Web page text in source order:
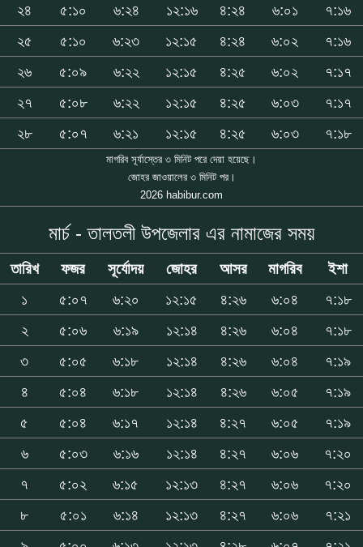
২৪
৫:১০ ৬:২৪ ১২:১৬ ৪:২৪ ৬:০১
৭:১৬
২৫
৫:১০ ৬:২৩ ১২:১৫ ৪:২৪ ৬:০২
৭:১৬
২৬
৫:০৯ ৬:২২ ১২:১৫ ৪:২৫ ৬:০২
৭:১৭
২৭
৫:০৮ ৬:২২ ১২:১৫ ৪:২৫ ৬:০৩
৭:১৭
২৮
৫:০৭ ৬:২১ ১২:১৫ ৪:২৫ ৬:০৩ ৭:১৮
মাগরিব সূর্যাস্তের ৩ মিনিট পরে দেয়া হয়েছে।
জোহর জাওয়ালের ৩ মিনিট পর।
2026 habibur.com
মার্চ - তালতলী উপজেলার এর নামাজের সময়
তারিখ ফজর সূর্যোদয় জোহর আসর মাগরিব
ইশা
১
৫:০৭ ৬:২০ ১২:১৫ ৪:২৬ ৬:০৪
৭:১৮
২
৫:০৬ ৬:১৯ ১২:১৪ ৪:২৬ ৬:০৪
৭:১৮
৩
৫:০৫ ৬:১৮ ১২:১৪ ৪:২৬ ৬:০৪
৭:১৯
৪
৫:০৪ ৬:১৮ ১২:১৪ ৪:২৬ ৬:০৫
৭:১৯
৫
৫:০৪ ৬:১৭ ১২:১৪ ৪:২৭ ৬:০৫
৭:১৯
৬
৫:০৩ ৬:১৬ ১২:১৪ ৪:২৭ ৬:০৬
৭:২০
৭
৫:০২ ৬:১৫ ১২:১৩ ৪:২৭ ৬:০৬
৭:২০
৮
৫:০১ ৬:১৪ ১২:১৩ ৪:২৭ ৬:০৬
৭:২১